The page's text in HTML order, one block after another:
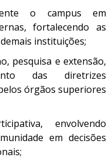
o campus em
fortalecendo as
instituições;
pesquisa e extensão,
das diretrizes
órgãos superiores
envolvendo
em decisões